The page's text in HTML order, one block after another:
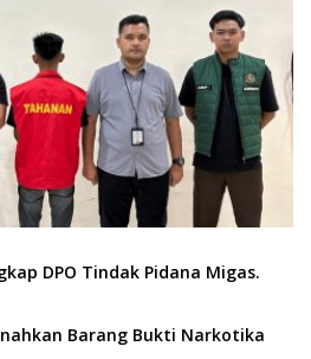
DPO Tindak Pidana Migas.
Barang Bukti Narkotika